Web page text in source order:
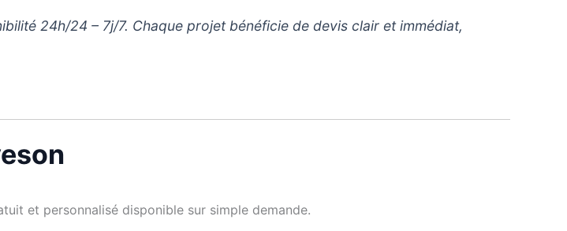
24h/24 – 7j/7. Chaque projet bénéficie de devis clair et immédiat,
et personnalisé disponible sur simple demande.